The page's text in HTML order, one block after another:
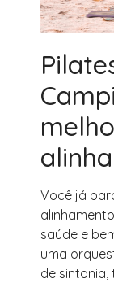
Você já
saúde e
uma
de